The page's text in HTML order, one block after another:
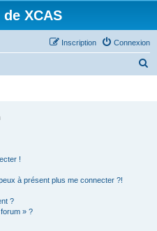
XCAS
Connexion
Inscription
!
à présent plus me connecter ?!
?
» ?